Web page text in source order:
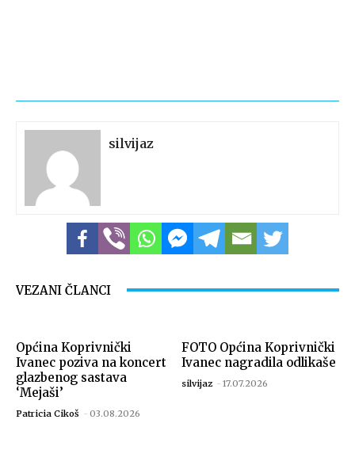
silvijaz
VEZANI ČLANCI
Općina Koprivnički
Ivanec poziva na koncert
glazbenog sastava
‘Mejaši’
Patricia Cikoš - 03.08.2026
FOTO Općina Koprivnički
Ivanec nagradila odlikaše
silvijaz - 17.07.2026